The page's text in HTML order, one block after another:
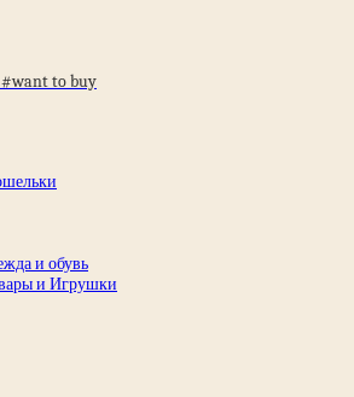
#want to buy
и обувь
и Игрушки